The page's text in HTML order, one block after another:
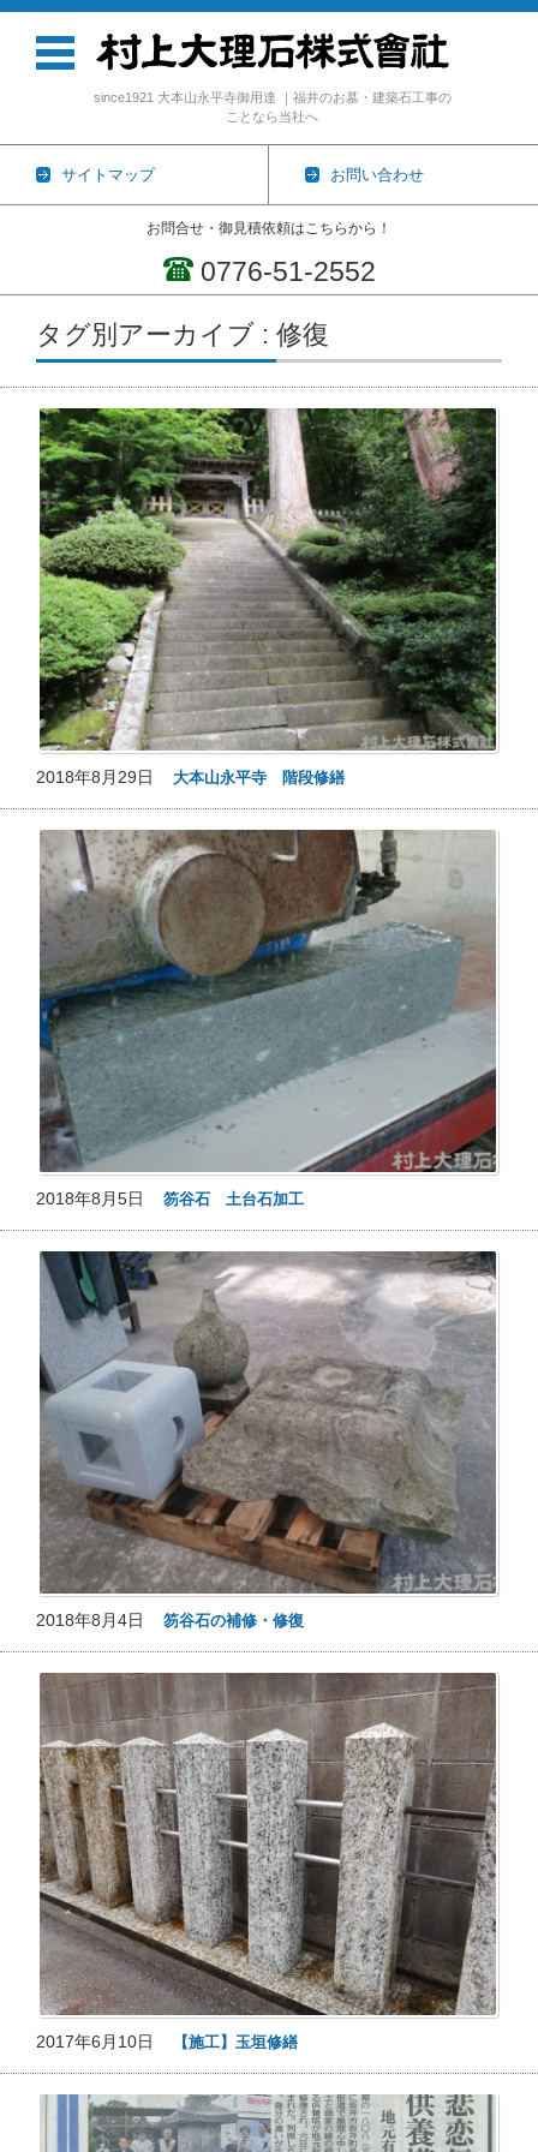
since1921 大本山永平寺御用達 ｜福井のお墓・建築石工事の
ことなら当社へ
サイトマップ お問い合わせ
お問合せ・御見積依頼はこちらから！
0776-51-2552
コンテンツに移動
タグ別アーカイブ : 修復
2018年8月29日 大本山永平寺 階段修繕
2018年8月5日 笏谷石 土台石加工
2018年8月4日 笏谷石の補修・修復
2017年6月10日 【施工】玉垣修繕